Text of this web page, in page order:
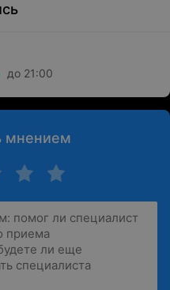
до 21:00
мнением